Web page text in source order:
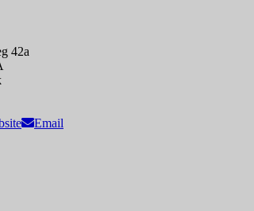
42a
Email